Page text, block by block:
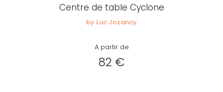
Centre de table Cyclone
by Luc Jozancy
A partir de
82 €